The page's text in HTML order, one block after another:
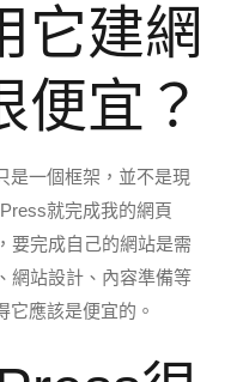
它建網
便宜？
是一個框架，並不是現
就完成我的網頁
要完成自己的網站是需
網站設計、內容準備等
它應該是便宜的。